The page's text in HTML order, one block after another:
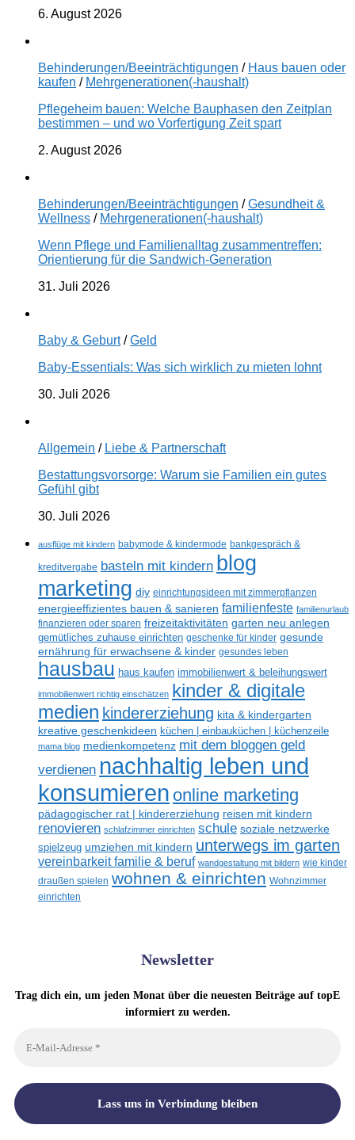
6. August 2026
Behinderungen/Beeinträchtigungen / Haus bauen oder
kaufen / Mehrgenerationen(-haushalt)
Pflegeheim bauen: Welche Bauphasen den Zeitplan
bestimmen – und wo Vorfertigung Zeit spart
2. August 2026
Behinderungen/Beeinträchtigungen /Gesundheit &
Wellness / Mehrgenerationen(-haushalt)
Wenn Pflege und Familienalltag zusammentreffen:
Orientierung für die Sandwich-Generation
31. Juli 2026
Baby & Geburt/Geld
Baby-Essentials: Was sich wirklich zu mieten lohnt
30. Juli 2026
Allgemein / Liebe & Partnerschaft
Bestattungsvorsorge: Warum sie Familien ein gutes
Gefühl gibt
30. Juli 2026
ausflüge mit kindern babymode & kindermode bankgespräch &
kreditvergabe basteln mit kindern blog
marketing diy einrichtungsideen mit zimmerpflanzen
energieeffizientes bauen & sanieren familienfeste familienurlaub
finanzieren oder sparen freizeitaktivitäten garten neu anlegen
gemütliches zuhause einrichten geschenke für kinder gesunde
ernährung für erwachsene & kinder gesundes leben
hausbau haus kaufen immobilienwert & beleihungswert
immobilienwert richtig einschätzen kinder & digitale
medien kindererziehung kita & kindergarten
kreative geschenkideen küchen | einbauküchen | küchenzeile
mama blog medienkompetenz mit dem bloggen geld
verdienen nachhaltig leben und
konsumieren online marketing
pädagogischer rat | kindererziehung reisen mit kindern
renovieren schlafzimmer einrichten schule soziale netzwerke
spielzeug umziehen mit kindern unterwegs im garten
vereinbarkeit familie & beruf wandgestaltung mit bildern wie kinder
draußen spielen wohnen & einrichten Wohnzimmer
einrichten
Newsletter
Trag dich ein, um jeden Monat über die neuesten Beiträge auf topE
informiert zu werden.